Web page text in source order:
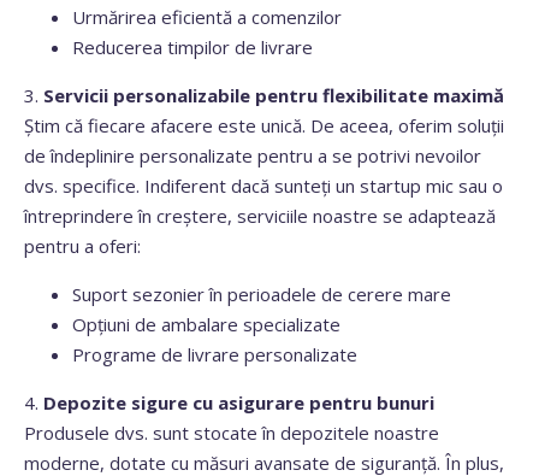
Urmărirea eficientă a comenzilor
Reducerea timpilor de livrare
3. Servicii personalizabile pentru flexibilitate maximă
Știm că fiecare afacere este unică. De aceea, oferim soluții
de îndeplinire personalizate pentru a se potrivi nevoilor
dvs. specifice. Indiferent dacă sunteți un startup mic sau o
întreprindere în creștere, serviciile noastre se adaptează
pentru a oferi:
Suport sezonier în perioadele de cerere mare
Opțiuni de ambalare specializate
Programe de livrare personalizate
4. Depozite sigure cu asigurare pentru bunuri
Produsele dvs. sunt stocate în depozitele noastre
moderne, dotate cu măsuri avansate de siguranță. În plus,